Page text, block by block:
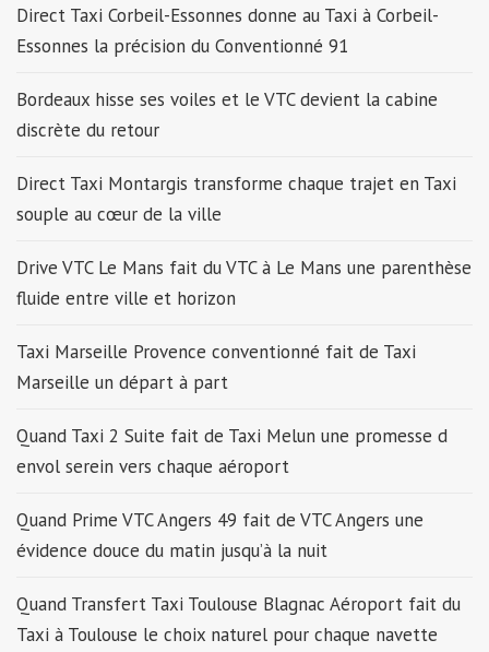
Direct Taxi Corbeil-Essonnes donne au Taxi à Corbeil-
Essonnes la précision du Conventionné 91
Bordeaux hisse ses voiles et le VTC devient la cabine
discrète du retour
Direct Taxi Montargis transforme chaque trajet en Taxi
souple au cœur de la ville
Drive VTC Le Mans fait du VTC à Le Mans une parenthèse
fluide entre ville et horizon
Taxi Marseille Provence conventionné fait de Taxi
Marseille un départ à part
Quand Taxi 2 Suite fait de Taxi Melun une promesse d
envol serein vers chaque aéroport
Quand Prime VTC Angers 49 fait de VTC Angers une
évidence douce du matin jusqu’à la nuit
Quand Transfert Taxi Toulouse Blagnac Aéroport fait du
Taxi à Toulouse le choix naturel pour chaque navette